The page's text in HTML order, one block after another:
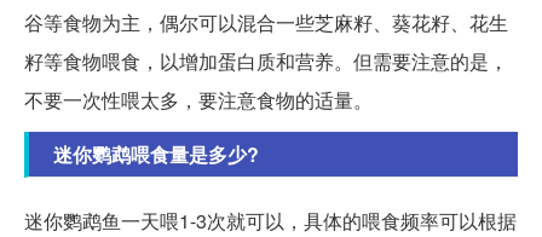
谷等食物为主，偶尔可以混合一些芝麻籽、葵花籽、花生
籽等食物喂食，以增加蛋白质和营养。但需要注意的是，
不要一次性喂太多，要注意食物的适量。
迷你鹦鹉喂食量是多少?
迷你鹦鹉鱼一天喂1-3次就可以，具体的喂食频率可以根据